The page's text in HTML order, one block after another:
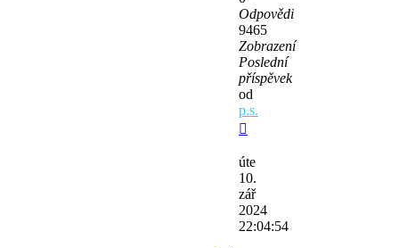
Odpovědi
9465
Zobrazení
Poslední
příspěvek
od
p.s.
úte
10.
zář
2024
22:04:54